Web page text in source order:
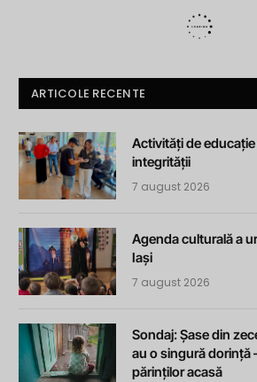
ARTICOLE RECENTE
Activități de
integrității
7 august 2026
Agenda culturală a
Iași
7 august 2026
Sondaj: Șase din
au o singură dorință
părinților acasă